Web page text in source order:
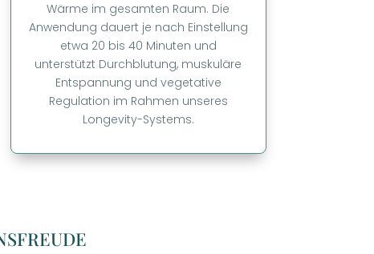
Wärme im gesamten Raum. Die
Anwendung dauert je nach Einstellung
etwa 20 bis 40 Minuten und
unterstützt Durchblutung, muskuläre
Entspannung und vegetative
Regulation im Rahmen unseres
Longevity-Systems.